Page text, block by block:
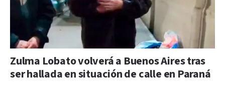
Zulma Lobato volverá a Buenos Aires tras
ser hallada en situación de calle en Paraná